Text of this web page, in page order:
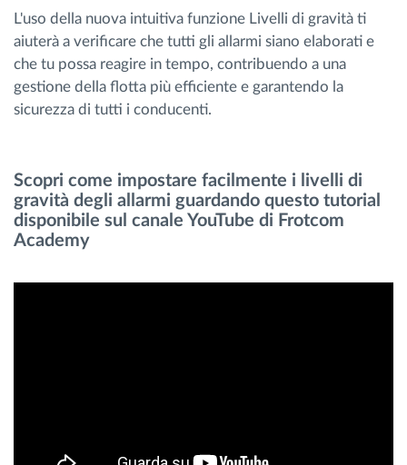
L'uso della nuova intuitiva funzione Livelli di gravità ti
aiuterà a verificare che tutti gli allarmi siano elaborati e
che tu possa reagire in tempo, contribuendo a una
gestione della flotta più efficiente e garantendo la
sicurezza di tutti i conducenti.
Scopri come impostare facilmente i livelli di
gravità degli allarmi guardando questo tutorial
disponibile sul canale YouTube di Frotcom
Academy